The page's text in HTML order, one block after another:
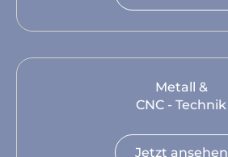
Metall &
CNC - Technik
Jetzt ansehen